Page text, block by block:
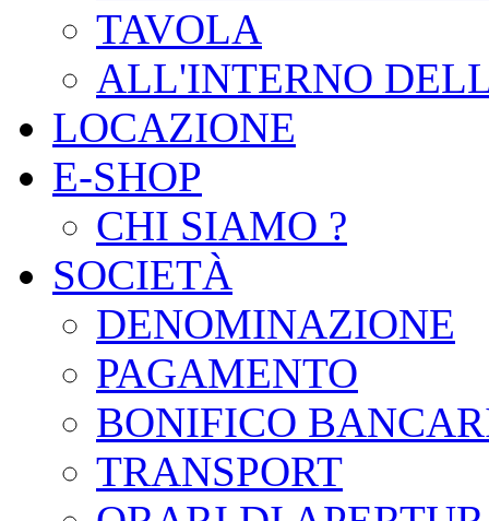
TAVOLA
ALL'INTERNO
LOCAZIONE
E-SHOP
CHI SIAMO ?
SOCIETÀ
DENOMINAZIONE
PAGAMENTO
BONIFICO
TRANSPORT